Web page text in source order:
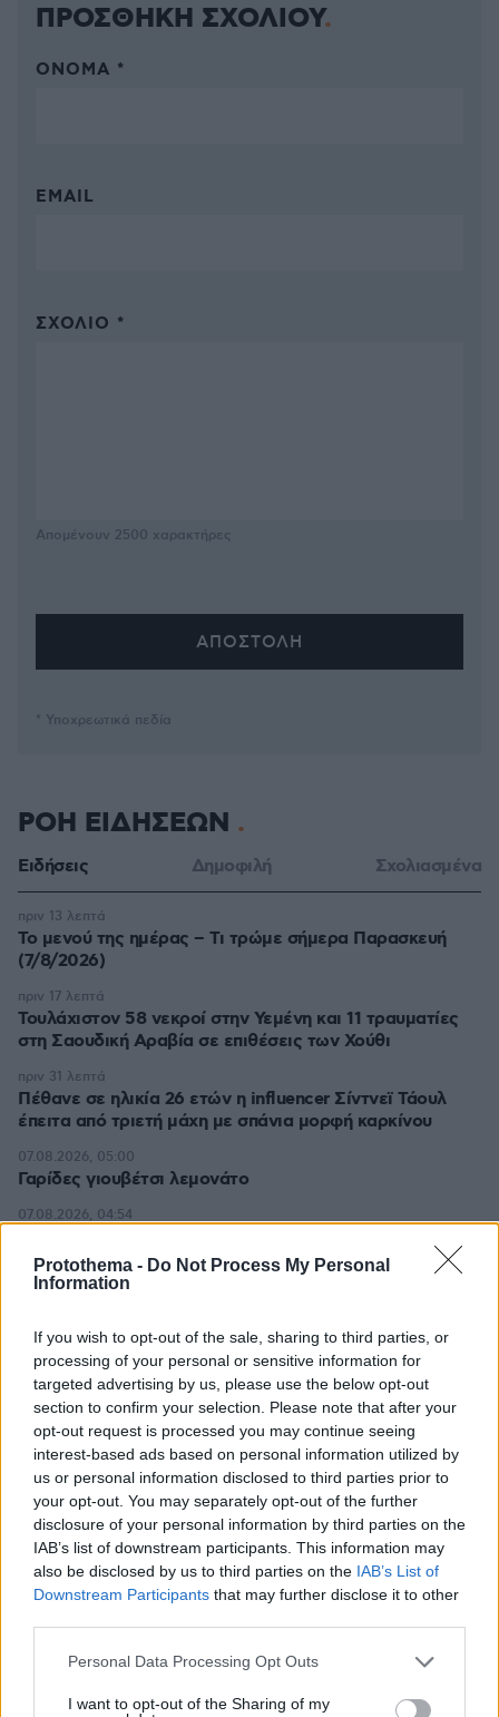
Protothema - Do Not Process My Personal
Information
If you wish to opt-out of the sale, sharing to third parties, or
processing of your personal or sensitive information for
targeted advertising by us, please use the below opt-out
section to confirm your selection. Please note that after your
opt-out request is processed you may continue seeing
interest-based ads based on personal information utilized by
us or personal information disclosed to third parties prior to
your opt-out. You may separately opt-out of the further
disclosure of your personal information by third parties on the
IAB’s list of downstream participants. This information may
also be disclosed by us to third parties on the IAB’s List of
Downstream Participants that may further disclose it to other
Please note that this website/app uses one or more Google
not limited to your visit or usage behaviour. You may click to
Personal Data Processing Opt Outs
I want to opt-out of the Sharing of my
ΠΡΟΣΘΗΚΗ ΣΧΟΛΙΟΥ
ΌΝΟΜΑ *
EMAIL
ΣΧΌΛΙΟ *
Απομένουν 2500 χαρακτήρες
* Υποχρεωτικά πεδία
ΡΟΗ ΕΙΔΗΣΕΩΝ
Ειδήσεις Δημοφιλή Σχολιασμένα
Το μενού της ημέρας – Τι τρώμε σήμερα Παρασκευή
(7/8/2026)
πριν 13 λεπτά
Τουλάχιστον 58 νεκροί στην Υεμένη και 11 τραυματίες
στη Σαουδική Αραβία σε επιθέσεις των Χούθι
πριν 17 λεπτά
Πέθανε σε ηλικία 26 ετών η influencer Σίντνεϊ Τάουλ
έπειτα από τριετή μάχη με σπάνια μορφή καρκίνου
πριν 31 λεπτά
Γαρίδες γιουβέτσι λεμονάτο
07.08.2026, 05:00
σκότωσε δημοσιογράφο στον Λίβανο, καταγγέλλουν
τρεις ΜΚΟ
07.08.2026, 04:54
Επεισόδια μεταξύ διαδηλωτών και αστυνομικών έξω
από τη Γερουσία στην Αργεντινή, δείτε βίντεο
Σαουδική Αραβία, Τουρκία και Πακιστάν ετοιμάζονται
να υπογράψουν συμφωνία αμοιβαίας άμυνας
07.08.2026, 03:38
Συνελήφθη πρώην κυβερνήτης πολιτείας του Μεξικού
για την εξαφάνιση των 43 φοιτητών το 2014
07.08.2026, 03:01
Τουλάχιστον 11 τραυματίες σε επιθέσεις των Χούθι στη
νότια Σαουδική Αραβία
07.08.2026, 02:35
Γκολ ο Παυλίδης στη εξάρα της Μπενφίκα στη Χαρτς και